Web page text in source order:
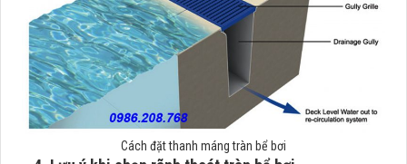
Cách đặt thanh máng tràn bể bơi